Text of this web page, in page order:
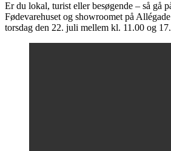
Er du lokal, turist eller besøgende – så gå
Fødevarehuset og showroomet på
torsdag den 22. juli mellem kl. 11.00 og